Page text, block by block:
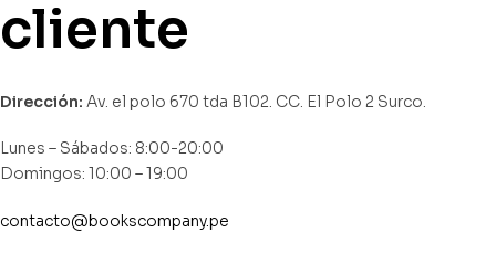
cliente
Dirección: Av. el polo 670 tda B102. CC. El Polo 2 Surco.
Lunes – Sábados: 8:00-20:00
Domingos: 10:00 – 19:00
contacto@bookscompany.pe